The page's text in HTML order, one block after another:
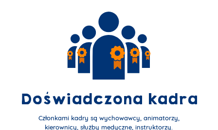
Doświadczona kadra
Członkami kadry są wychowawcy, animatorzy,
kierownicy, służby medyczne, instruktorzy.